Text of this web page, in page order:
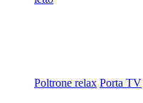
Poltrone relax Porta TV